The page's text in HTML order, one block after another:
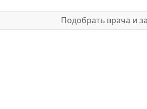
Подобрать врача и